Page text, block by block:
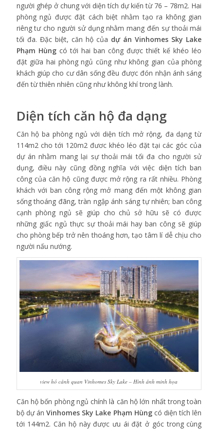
người ghép ở chung với diện tích dự kiến từ 76 – 78m2. Hai
phòng ngủ được đặt cách biệt nhằm tạo ra không gian
riêng tư cho người sử dụng nhằm mang đến sự thoải mái
tối đa. Đặc biệt, căn hộ của dự án Vinhomes Sky Lake
Phạm Hùngcó tới hai ban công được thiết kế khéo léo
đặt giữa hai phòng ngủ cũng như không gian của phòng
khách giúp cho cư dân sống đều được đón nhận ánh sáng
đến từ thiên nhiên cũng như không khí trong lành.
Diện tích căn hộ đa dạng
Căn hộ ba phòng ngủ với diện tích mở rộng, đa dạng từ
114m2 cho tới 120m2 đươc khéo léo đặt tại các góc của
dự án nhằm mang lại sự thoải mái tối đa cho người sử
dụng, điều này cũng đồng nghĩa với việc diện tích ban
công của căn hộ cũng được mở rộng ra rất nhiều. Phòng
khách với ban công rộng mở mang đến một không gian
sống thoáng đãng, tràn ngập ánh sáng tự nhiên; ban công
cạnh phòng ngủ sẽ giúp cho chủ sở hữu sẽ có được
những giấc ngủ thực sự thoải mái hay ban công sẽ giúp
cho phòng bếp trở nên thoáng hơn, tạo tâm lí dễ chịu cho
người nấu nướng.
view hồ cảnh quan Vinhomes Sky Lake – Hình ảnh minh họa
Căn hộ bốn phòng ngủ chính là căn hộ lớn nhất trong toàn
bộ dự ánVinhomes Sky Lake Phạm Hùngcó diện tích lên
tới 144m2. Căn hộ này được ưu ái đặt ở góc trong cùng